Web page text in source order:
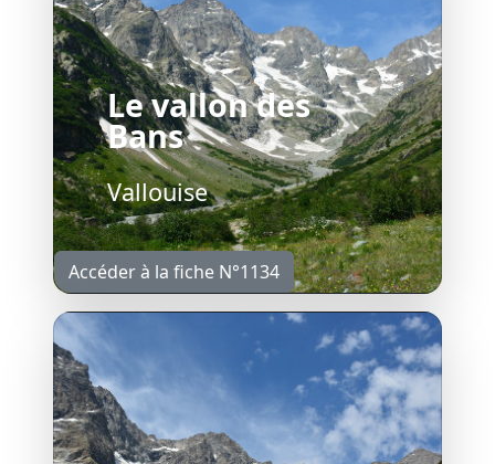
Le vallon des
Bans
Vallouise
Accéder à la fiche N°1134